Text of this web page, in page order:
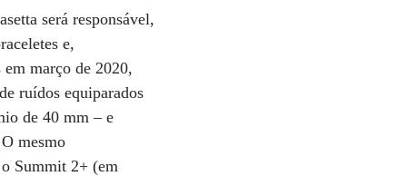
será responsável,
e,
em março de 2020,
ruídos equiparados
de 40 mm – e
mesmo
Summit 2+ (em